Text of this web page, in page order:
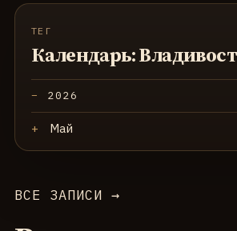
ВСЕ ЗАПИСИ →
ТЕГ
Календарь:
2026
Май